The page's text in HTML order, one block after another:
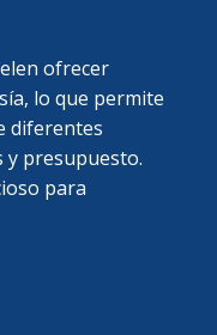
ofrecer
lo que permite
diferentes
y presupuesto.
para